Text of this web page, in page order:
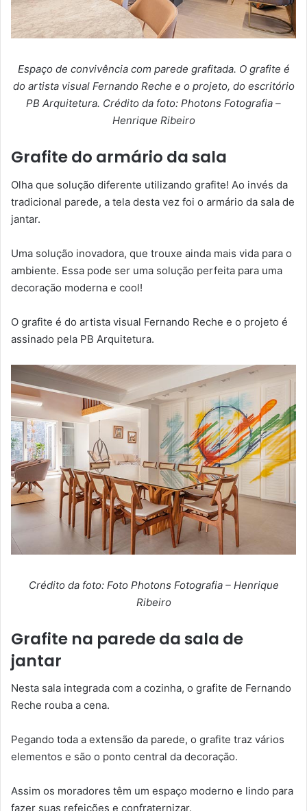
Espaço de convivência com parede grafitada. O grafite é
do artista visual Fernando Reche e o projeto, do escritório
PB Arquitetura. Crédito da foto: Photons Fotografia –
Henrique Ribeiro
Grafite do armário da sala
Olha que solução diferente utilizando grafite! Ao invés da
tradicional parede, a tela desta vez foi o armário da sala de
jantar.
Uma solução inovadora, que trouxe ainda mais vida para o
ambiente. Essa pode ser uma solução perfeita para uma
decoração moderna e cool!
O grafite é do artista visual Fernando Reche e o projeto é
assinado pela PB Arquitetura.
Crédito da foto: Foto Photons Fotografia – Henrique
Ribeiro
Grafite na parede da sala de
jantar
Nesta sala integrada com a cozinha, o grafite de Fernando
Reche rouba a cena.
Pegando toda a extensão da parede, o grafite traz vários
elementos e são o ponto central da decoração.
Assim os moradores têm um espaço moderno e lindo para
fazer suas refeições e confraternizar.